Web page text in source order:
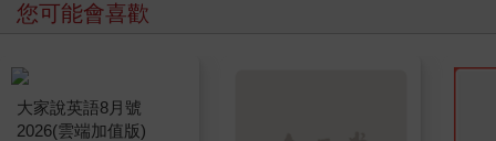
您可能會喜歡